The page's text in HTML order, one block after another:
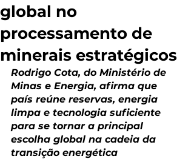
global no
processamento de
minerais estratégicos
Rodrigo Cota, do Ministério de
Minas e Energia, afirma que
país reúne reservas, energia
limpa e tecnologia suficiente
para se tornar a principal
escolha global na cadeia da
transição energética